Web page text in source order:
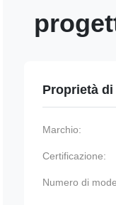
Proprietà di
Marchio:
Certificazione:
Numero di